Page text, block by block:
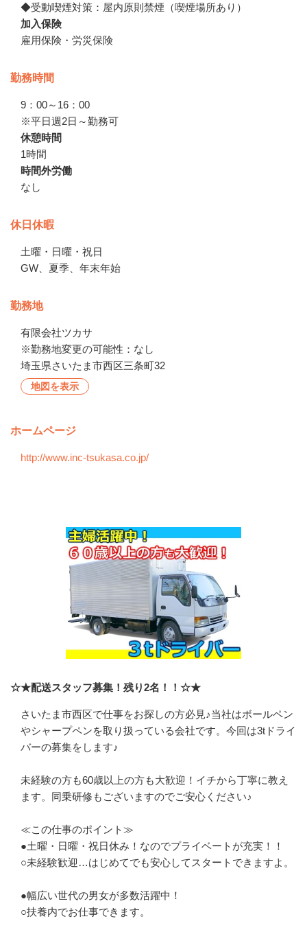
◆受動喫煙対策：屋内原則禁煙（喫煙場所あり）
加入保険
雇用保険・労災保険
勤務時間
9：00～16：00
※平日週2日～勤務可
休憩時間
1時間
時間外労働
なし
休日休暇
土曜・日曜・祝日
GW、夏季、年末年始
勤務地
有限会社ツカサ
※勤務地変更の可能性：なし
埼玉県さいたま市西区三条町32
地図を表示
ホームページ
http://www.inc-tsukasa.co.jp/
☆★配送スタッフ募集！残り2名！！☆★
さいたま市西区で仕事をお探しの方必見♪当社はボールペン
やシャープペンを取り扱っている会社です。今回は3tドライ
バーの募集をします♪
未経験の方も60歳以上の方も大歓迎！イチから丁寧に教え
ます。同乗研修もございますのでご安心ください♪
≪この仕事のポイント≫
●土曜・日曜・祝日休み！なのでプライベートが充実！！
○未経験歓迎…はじめてでも安心してスタートできますよ。
●幅広い世代の男女が多数活躍中！
○扶養内でお仕事できます。